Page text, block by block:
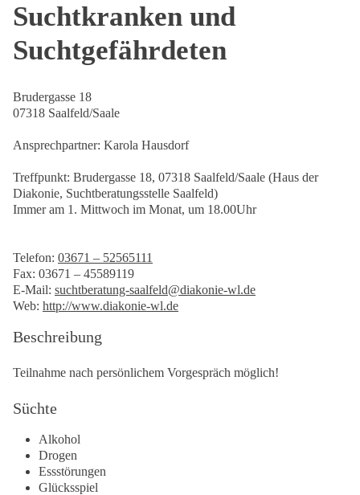
Suchtkranken und
Suchtgefährdeten
Brudergasse 18
07318 Saalfeld/Saale
Ansprechpartner: Karola Hausdorf
Treffpunkt: Brudergasse 18, 07318 Saalfeld/Saale (Haus der
Diakonie, Suchtberatungsstelle Saalfeld)
Immer am 1. Mittwoch im Monat, um 18.00Uhr
Telefon: 03671 – 52565111
Fax: 03671 – 45589119
E-Mail: suchtberatung-saalfeld@diakonie-wl.de
Web: http://www.diakonie-wl.de
Beschreibung
Teilnahme nach persönlichem Vorgespräch möglich!
Süchte
Alkohol
Drogen
Essstörungen
Glücksspiel